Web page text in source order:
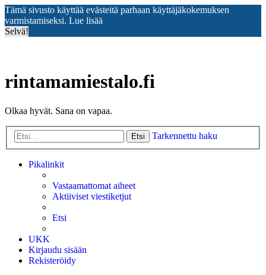
Tämä sivusto käyttää evästeitä parhaan käyttäjäkokemuksen
varmistamiseksi. Lue lisää
Selvä!
rintamamiestalo.fi
Olkaa hyvät. Sana on vapaa.
Etsi Tarkennettu haku
Pikalinkit
Vastaamattomat aiheet
Aktiiviset viestiketjut
Etsi
UKK
Kirjaudu sisään
Rekisteröidy